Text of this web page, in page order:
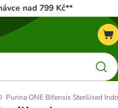
nad 799 Kč**
Purina ONE Bifensis Sterilised